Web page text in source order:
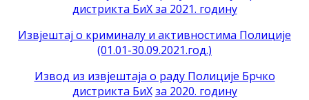
дистрикта БиХ за 2021. годину
Извјештај о криминалу и активностима Полиције
(01.01-30.09.2021.год.)
Извод из извјештаја о раду Полиције Брчко
дистрикта БиХ за 2020. годину